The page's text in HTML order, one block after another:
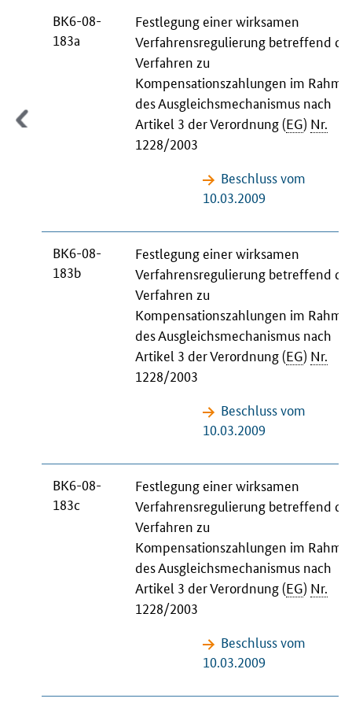
BK6-08-
183a
Festlegung einer wirksamen
Verfahrensregulierung betreffend
Verfahren zu
Kompensationszahlungen im
des Ausgleichsmechanismus nach
Artikel 3 der Verordnung (EG) Nr.
1228/2003
Beschluss vom
10.03.2009
BK6-08-
183b
Festlegung einer wirksamen
Verfahrensregulierung betreffend
Verfahren zu
Kompensationszahlungen im
des Ausgleichsmechanismus nach
Artikel 3 der Verordnung (EG) Nr.
1228/2003
Beschluss vom
10.03.2009
BK6-08-
183c
Festlegung einer wirksamen
Verfahrensregulierung betreffend
Verfahren zu
Kompensationszahlungen im
des Ausgleichsmechanismus nach
Artikel 3 der Verordnung (EG) Nr.
1228/2003
Beschluss vom
10.03.2009